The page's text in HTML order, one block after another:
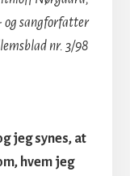
og sangforfatter
nr. 3/98
jeg synes, at
hvem jeg